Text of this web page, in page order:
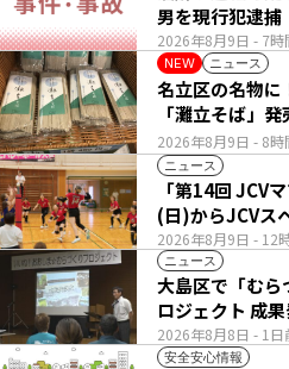
2026年8月9日 - 7時
男を現行犯逮捕
NEW ニュース
2026年8月9日 - 8時
名立区の名物に
「灘立そば」発
ニュース
2026年8月9日 - 12
「第14回 JCV
(日)からJCVス
ニュース
2026年8月8日 - 1日
大島区で「むら
ロジェクト 成
安全安心情報